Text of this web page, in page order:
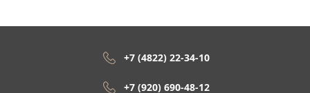
+7 (4822) 22-34-10
+7 (920) 690-48-12